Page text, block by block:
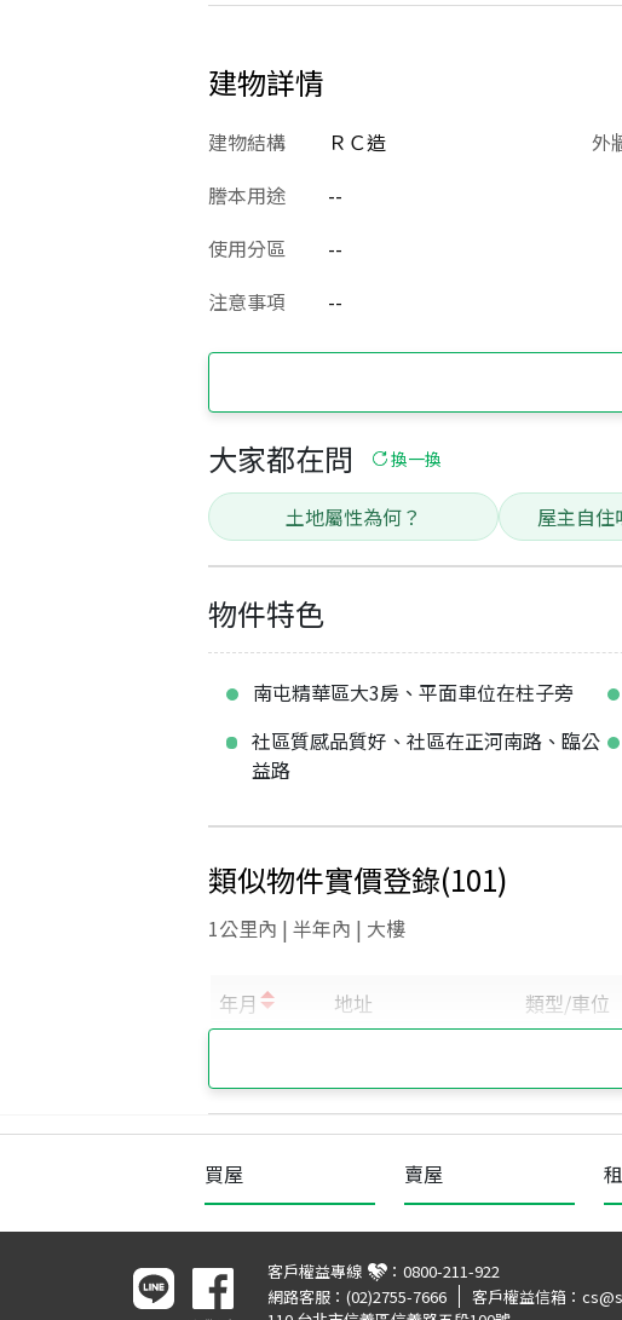
建物詳情
建物結構 ＲＣ造 外
謄本用途
--
使用分區
--
注意事項
--
大家都在問 換一換
土地屬性為何？ 屋主自住
物件特色
南屯精華區大3房、平面車位在柱子旁
社區質感品質好、社區在正河南路、臨公
益路
類似物件實價登錄(101)
1公里內 | 半年內 | 大樓
買屋 賣屋
客戶權益專線 ： 0800-211-922
網路客服： (02)2755-7666 客戶權益信箱：